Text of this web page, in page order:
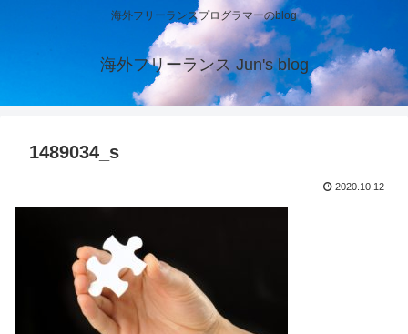
海外フリーランスプログラマーのblog
海外フリーランス Jun's blog
1489034_s
2020.10.12